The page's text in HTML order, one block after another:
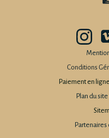
Conditions
Paiement en
Plan du site